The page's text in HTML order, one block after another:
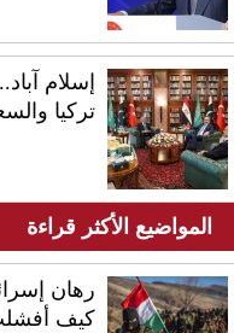
إسلام
تركيا
المواضيع الأكثر قراءة
رهان
كيف